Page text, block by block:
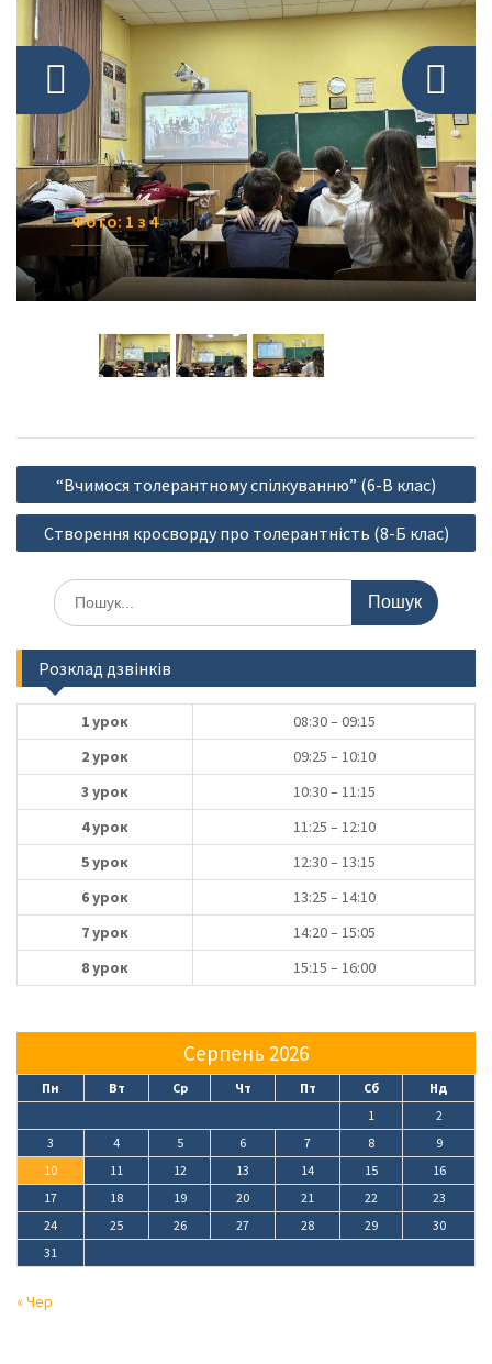
Фото: 1 з 4
Фото: 1 з 4
Фото: 1 з 4
Фото: 1 з 4
Навігація
записів
“Вчимося толерантному спілкуванню” (6-В клас)
Створення кросворду про толерантність (8-Б клас)
Шукати:
Розклад дзвінків
1 урок
08:30 – 09:15
2 урок
09:25 – 10:10
3 урок
10:30 – 11:15
4 урок
11:25 – 12:10
5 урок
12:30 – 13:15
6 урок
13:25 – 14:10
7 урок
14:20 – 15:05
8 урок
15:15 – 16:00
Серпень 2026
Пн Вт Ср Чт Пт Сб
Нд
1
2
3
4 5 6 7 8
9
10
11 12 13 14 15
16
17
18 19 20 21 22
23
24
25 26 27 28 29
30
31
« Чер